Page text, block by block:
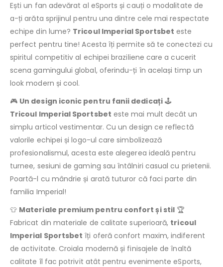
Ești un fan adevărat al eSports și cauți o modalitate de
a-ți arăta sprijinul pentru una dintre cele mai respectate
echipe din lume? Tricoul Imperial Sportsbet este
perfect pentru tine! Acesta îți permite să te conectezi cu
spiritul competitiv al echipei braziliene care a cucerit
scena gamingului global, oferindu-ți în același timp un
look modern și cool.
🎮 Un design iconic pentru fanii dedicați🕹️
Tricoul Imperial Sportsbet este mai mult decât un
simplu articol vestimentar. Cu un design ce reflectă
valorile echipei și logo-ul care simbolizează
profesionalismul, acesta este alegerea ideală pentru
turnee, sesiuni de gaming sau întâlniri casual cu prietenii.
Poartă-l cu mândrie și arată tuturor că faci parte din
familia Imperial!
👕 Materiale premium pentru confort și stil🏆
Fabricat din materiale de calitate superioară, tricoul
Imperial Sportsbet îți oferă confort maxim, indiferent
de activitate. Croiala modernă și finisajele de înaltă
calitate îl fac potrivit atât pentru evenimente eSports,